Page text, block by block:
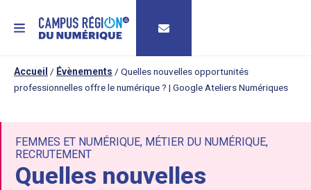
MENU
Accueil / Évènements / Quelles nouvelles opportunités
professionnelles offre le numérique ? | Google Ateliers Numériques
FEMMES ET NUMÉRIQUE, MÉTIER DU NUMÉRIQUE,
RECRUTEMENT
Quelles nouvelles